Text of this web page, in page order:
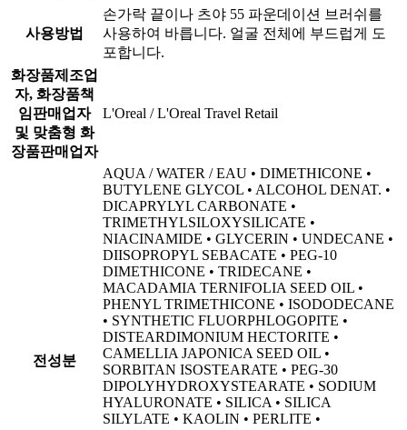
사용방법
손가락 끝이나 츠야 55 파운데이션 브러쉬를
사용하여 바릅니다. 얼굴 전체에 부드럽게 도
포합니다.
화장품제조업
자, 화장품책
임판매업자
및 맞춤형 화
장품판매업자
L'Oreal / L'Oreal Travel Retail
전성분
AQUA / WATER / EAU • DIMETHICONE •
BUTYLENE GLYCOL • ALCOHOL DENAT. •
DICAPRYLYL CARBONATE •
TRIMETHYLSILOXYSILICATE •
NIACINAMIDE • GLYCERIN • UNDECANE •
DIISOPROPYL SEBACATE • PEG-10
DIMETHICONE • TRIDECANE •
MACADAMIA TERNIFOLIA SEED OIL •
PHENYL TRIMETHICONE • ISODODECANE
• SYNTHETIC FLUORPHLOGOPITE •
DISTEARDIMONIUM HECTORITE •
CAMELLIA JAPONICA SEED OIL •
SORBITAN ISOSTEARATE • PEG-30
DIPOLYHYDROXYSTEARATE • SODIUM
HYALURONATE • SILICA • SILICA
SILYLATE • KAOLIN • PERLITE •